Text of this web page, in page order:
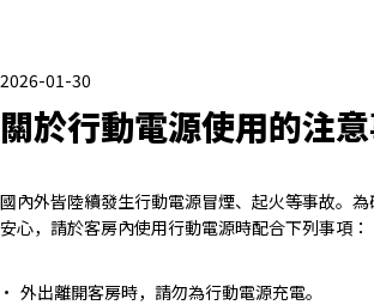
2026-01-30
關於行動電源使用的注
國內外皆陸續發生行動電源冒煙、起火等事故。
安心，請於客房內使用行動電源時配合下列事項：
外出離開客房時，請勿為行動電源充電。